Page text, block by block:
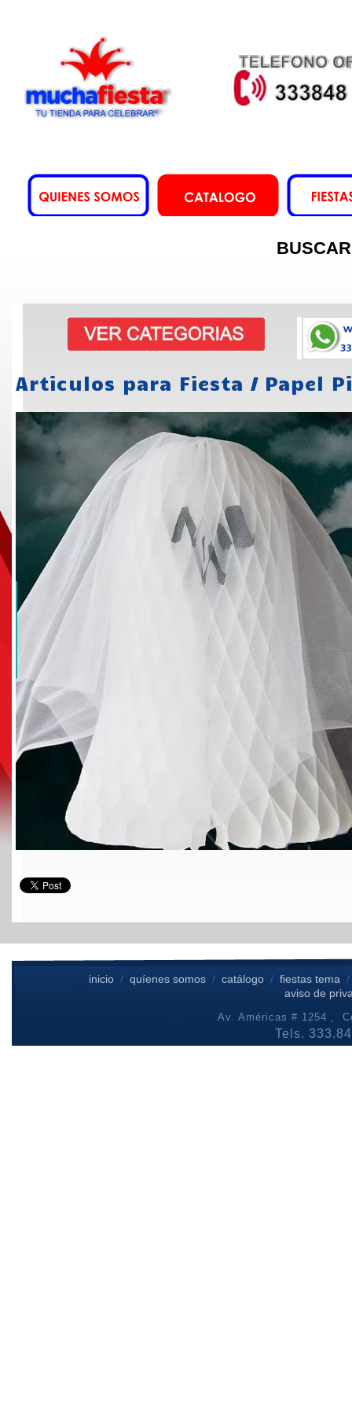
BUSCAR
Articulos para Fiesta / Papel
inicio /quíenes somos /catálogo / fiestas tema
aviso de
Av. Américas # 1254 ,
Tels.